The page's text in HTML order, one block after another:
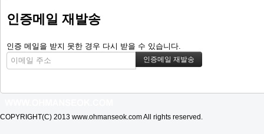
인증메일 재발송
인증 메일을 받지 못한 경우 다시 받을 수 있습니다.
COPYRIGHT(C) 2013 www.ohmanseok.com All rights reserved.